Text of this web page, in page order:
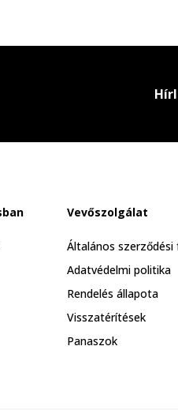
Vevőszolgálat
Általános
Adatvédelmi politika
Rendelés állapota
Visszatérítések
Panaszok